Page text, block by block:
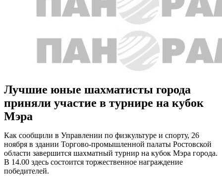
Лучшие юные шахматисты города
приняли участие в турнире на кубок
Мэра
Как сообщили в Управлении по физкультуре и спорту, 26
ноября в здании Торгово-промышленной палаты Ростовской
области завершится шахматный турнир на кубок Мэра города.
В 14.00 здесь состоится торжественное награждение
победителей.